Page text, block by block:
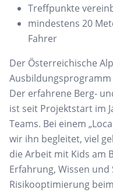
Treffpunkte
mindestens 20
Fahrer
Der Österreichische
Ausbildungsprogramm
Der erfahrene Berg-
ist seit Projektstart im
Teams. Bei einem „
wir ihn begleitet, viel
die Arbeit mit Kids am
Erfahrung, Wissen und
Risikooptimierung beim